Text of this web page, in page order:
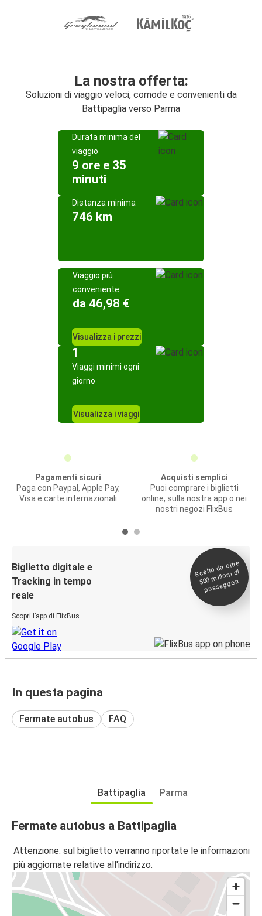
La nostra offerta:
Soluzioni di viaggio veloci, comode e convenienti da
Battipaglia verso Parma
Durata minima del
viaggio
9 ore e 35
minuti
Distanza minima
746 km
Viaggio più
conveniente
da 46,98 €
Visualizza i prezzi
1
Viaggi minimi ogni
giorno
Visualizza i viaggi
Pagamenti sicuri
Paga con Paypal, Apple Pay,
Visa e carte internazionali
Acquisti semplici
Puoi comprare i biglietti
online, sulla nostra app o nei
nostri negozi FlixBus
Biglietto digitale e
Tracking in tempo
reale
Scopri l’app di FlixBus
Scelto da oltre
500
milioni di
passeggeri
In questa pagina
Fermate autobus FAQ
Battipaglia Parma
Fermate autobus a Battipaglia
Attenzione: sul biglietto verranno riportate le informazioni
più aggiornate relative all'indirizzo.